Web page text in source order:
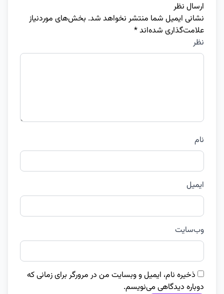
ارسال نظر
نشانی ایمیل شما منتشر نخواهد شد. بخش‌های موردنیاز
علامت‌گذاری شده‌اند*
نظر
نام
ایمیل
وب‌سایت
ذخیره نام، ایمیل و وبسایت من در مرورگر برای زمانی که
دوباره دیدگاهی می‌نویسم.